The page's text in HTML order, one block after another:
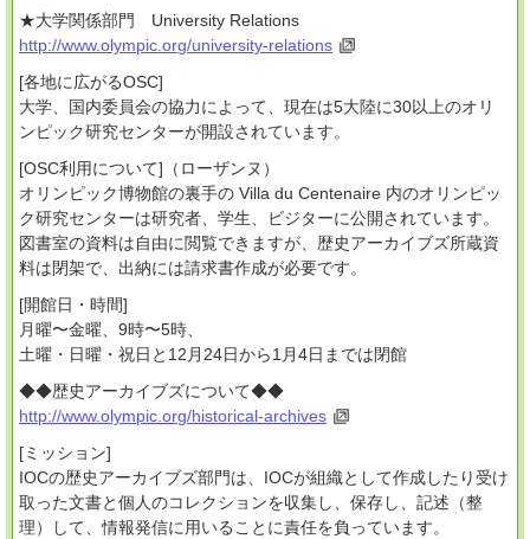
★大学関係部門 University Relations
http://www.olympic.org/university-relations
[各地に広がるOSC]
大学、国内委員会の協力によって、現在は5大陸に30以上のオリ
ンピック研究センターが開設されています。
[OSC利用について]（ローザンヌ）
オリンピック博物館の裏手の Villa du Centenaire 内のオリンピッ
ク研究センターは研究者、学生、ビジターに公開されています。
図書室の資料は自由に閲覧できますが、歴史アーカイブズ所蔵資
料は閉架で、出納には請求書作成が必要です。
[開館日・時間]
月曜〜金曜、9時〜5時、
土曜・日曜・祝日と12月24日から1月4日までは閉館
◆◆歴史アーカイブズについて◆◆
http://www.olympic.org/historical-archives
[ミッション]
IOCの歴史アーカイブズ部門は、IOCが組織として作成したり受け
取った文書と個人のコレクションを収集し、保存し、記述（整
理）して、情報発信に用いることに責任を負っています。